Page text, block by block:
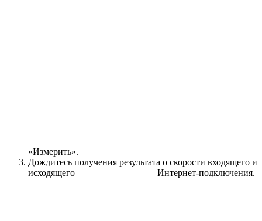
«Измерить».
Дождитесь получения результата о скорости входящего и
исходящего Интернет-подключения.